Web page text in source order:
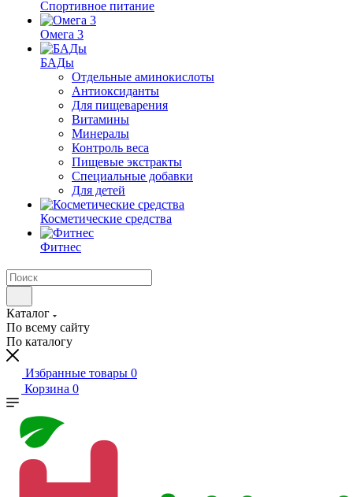
Спортивное питание
Омега 3
БАДы
Отдельные аминокислоты
Антиоксиданты
Для пищеварения
Витамины
Минералы
Контроль веса
Пищевые экстракты
Специальные добавки
Для детей
Косметические средства
Фитнес
Каталог
По всему сайту
По каталогу
Избранные товары 0
Корзина 0